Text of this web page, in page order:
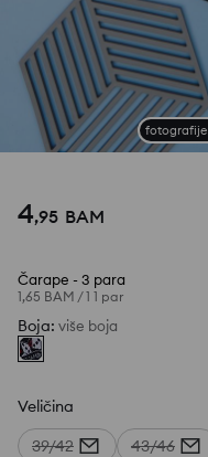
fotografije
4,95 BAM
Čarape - 3 para
1,65 BAM /1 1 par
Boja: više boja
Veličina
39/42 43/46